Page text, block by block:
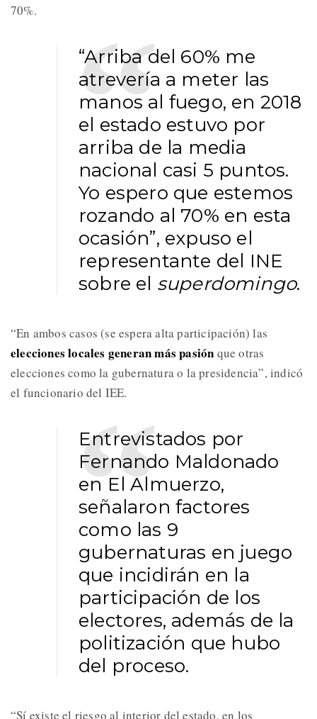
70%.
“Arriba del 60% me
atrevería a meter las
manos al fuego, en 2018
el estado estuvo por
arriba de la media
nacional casi 5 puntos.
Yo espero que estemos
rozando al 70% en esta
ocasión”, expuso el
representante del INE
sobre el superdomingo.
“En ambos casos (se espera alta participación) las
elecciones locales generan más pasión que otras
elecciones como la gubernatura o la presidencia”, indicó
el funcionario del IEE.
Entrevistados por
Fernando Maldonado
en El Almuerzo,
señalaron factores
como las 9
gubernaturas en juego
que incidirán en la
participación de los
electores, además de la
politización que hubo
del proceso.
“Sí existe el riesgo al interior del estado, en los